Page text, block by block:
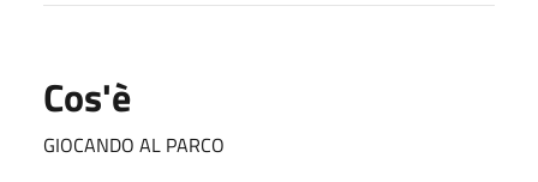
Cos'è
GIOCANDO AL PARCO